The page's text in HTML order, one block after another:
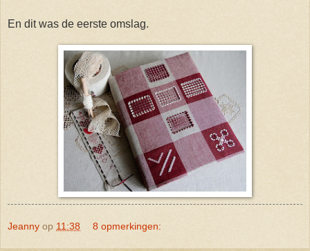
En dit was de eerste omslag.
Jeanny op 11:38 8 opmerkingen: